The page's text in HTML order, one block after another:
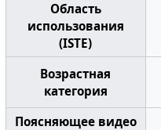
Область
использования
(ISTE)
Возрастная
категория
Поясняющее видео